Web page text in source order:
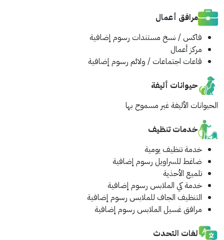
مرافق أعمال
فاكس / نسخ مستندات رسوم إضافية
مركز أعمال
قاعات اجتماعات / ولائم رسوم إضافية
حيوانات أليفة
الحيوانات الأليفة غير مسموح بها
خدمات تنظيف
خدمة تنظيف يومية
ضاغط للسراويل رسوم إضافية
تلميع الأحذية
خدمة كي الملابس رسوم إضافية
التنظيف الجاف للملابس رسوم إضافية
مرافق غسيل الملابس رسوم إضافية
لغات التحدث